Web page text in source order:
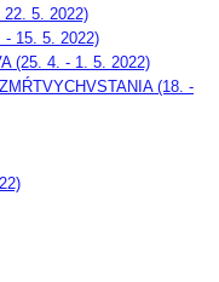
22. 5. 2022)
- 15. 5. 2022)
(25. 4. - 1. 5. 2022)
(18. -